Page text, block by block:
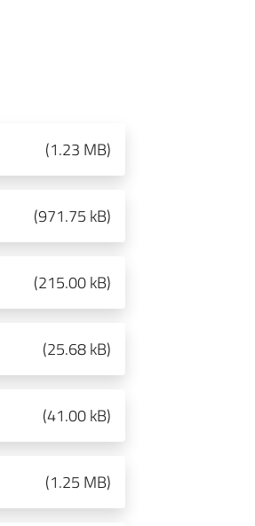
(1.23 MB)
(971.75 kB)
(215.00 kB)
(25.68 kB)
(41.00 kB)
(1.25 MB)